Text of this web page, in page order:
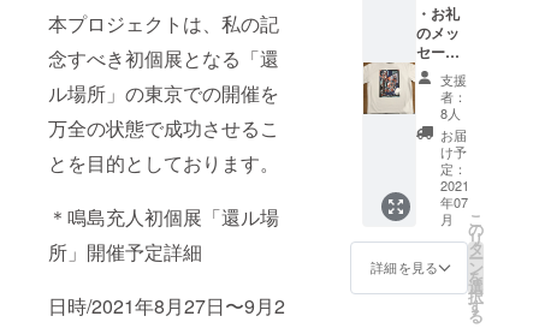
本プロジェクトは、私の記
念すべき初個展となる「還
ル場所」の東京での開催を
万全の状態で成功させるこ
とを目的としております。
＊鳴島充人初個展「還ル場
所」開催予定詳細
日時/2021年8月27日〜9月2
・お礼
のメッ
セージ
（手書
き） ・
オリジ
ナルT
シャツ
(Lサイ
ズ限
定、五
部袖、
白)
支援
者：
8人
お届
け予
定：
2021
年07
月
詳細を見る
こ
の
リ
タ
ー
ン
を
選
択
す
る